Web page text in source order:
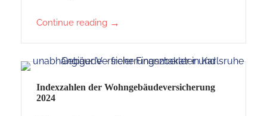
Continue reading →
Indexzahlen der Wohngebäudeversicherung
2024